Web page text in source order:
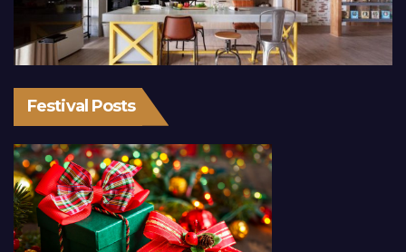
Festival Posts